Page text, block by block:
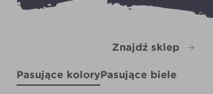
Znajdź sklep
Pasujące koloryPasujące biele